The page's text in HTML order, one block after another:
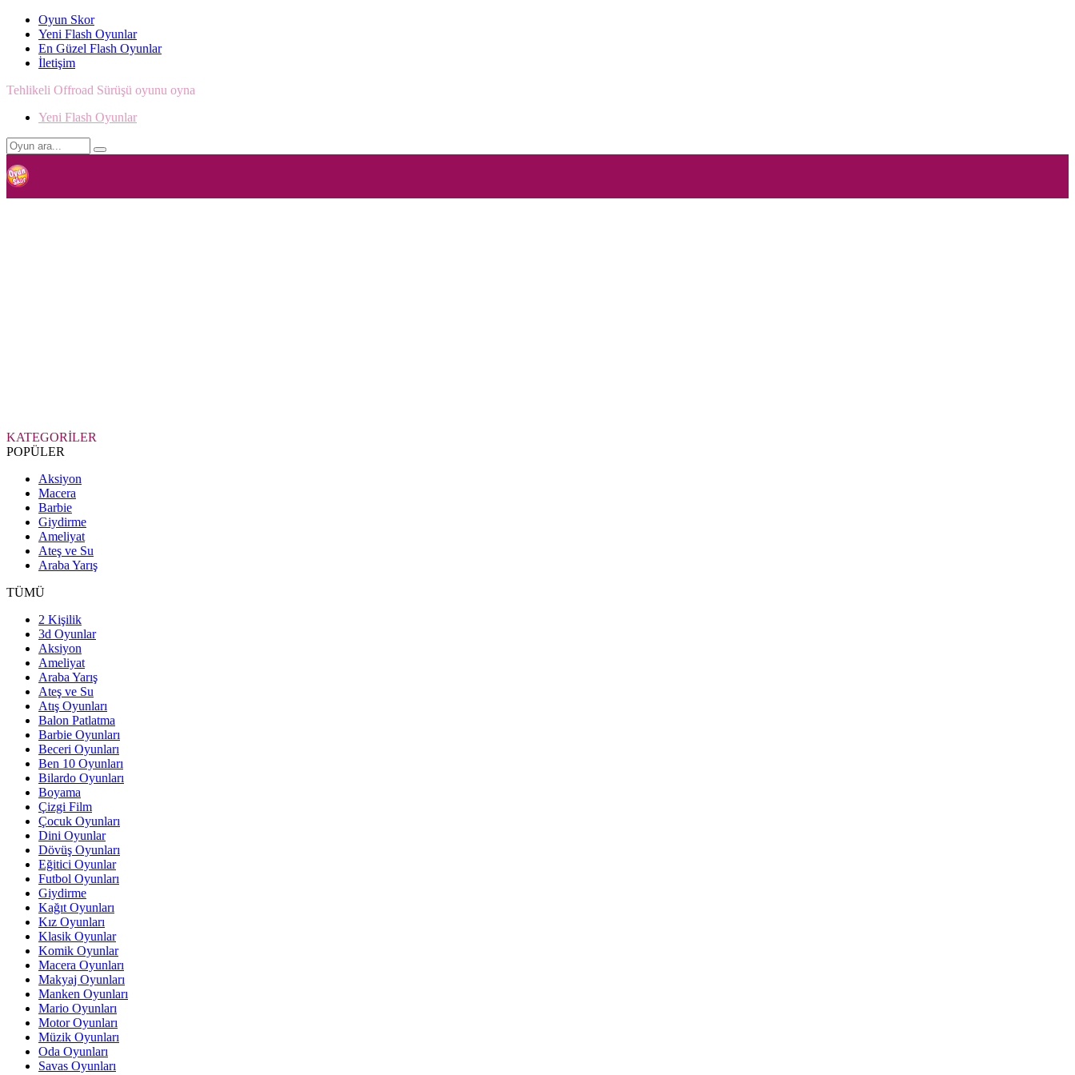
Oyun Skor
Yeni Flash Oyunlar
En Güzel Flash Oyunlar
İletişim
Tehlikeli Offroad Sürüşü oyunu oyna
Yeni Flash Oyunlar
KATEGORİLER
POPÜLER
Aksiyon
Macera
Barbie
Giydirme
Ameliyat
Ateş ve Su
Araba Yarış
TÜMÜ
2 Kişilik
3d Oyunlar
Aksiyon
Ameliyat
Araba Yarış
Ateş ve Su
Atış Oyunları
Balon Patlatma
Barbie Oyunları
Beceri Oyunları
Ben 10 Oyunları
Bilardo Oyunları
Boyama
Çizgi Film
Çocuk Oyunları
Dini Oyunlar
Dövüş Oyunları
Eğitici Oyunlar
Futbol Oyunları
Giydirme
Kağıt Oyunları
Kız Oyunları
Klasik Oyunlar
Komik Oyunlar
Macera Oyunları
Makyaj Oyunları
Manken Oyunları
Mario Oyunları
Motor Oyunları
Müzik Oyunları
Oda Oyunları
Savas Oyunları